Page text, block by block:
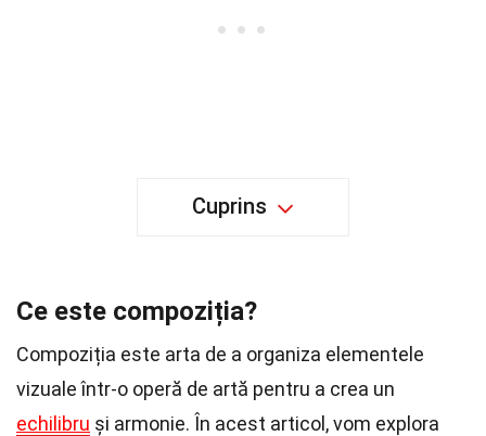
Cuprins
Ce este compoziția?
Compoziția este arta de a organiza elementele
vizuale într-o operă de artă pentru a crea un
echilibru și armonie. În acest articol, vom explora